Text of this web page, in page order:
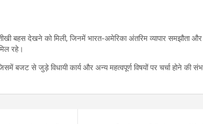
बहस देखने को मिली, जिनमें भारत-अमेरिका अंतरिम व्यापार समझौता
रहे।
बजट से जुड़े विधायी कार्य और अन्य महत्वपूर्ण विषयों पर चर्चा होने की